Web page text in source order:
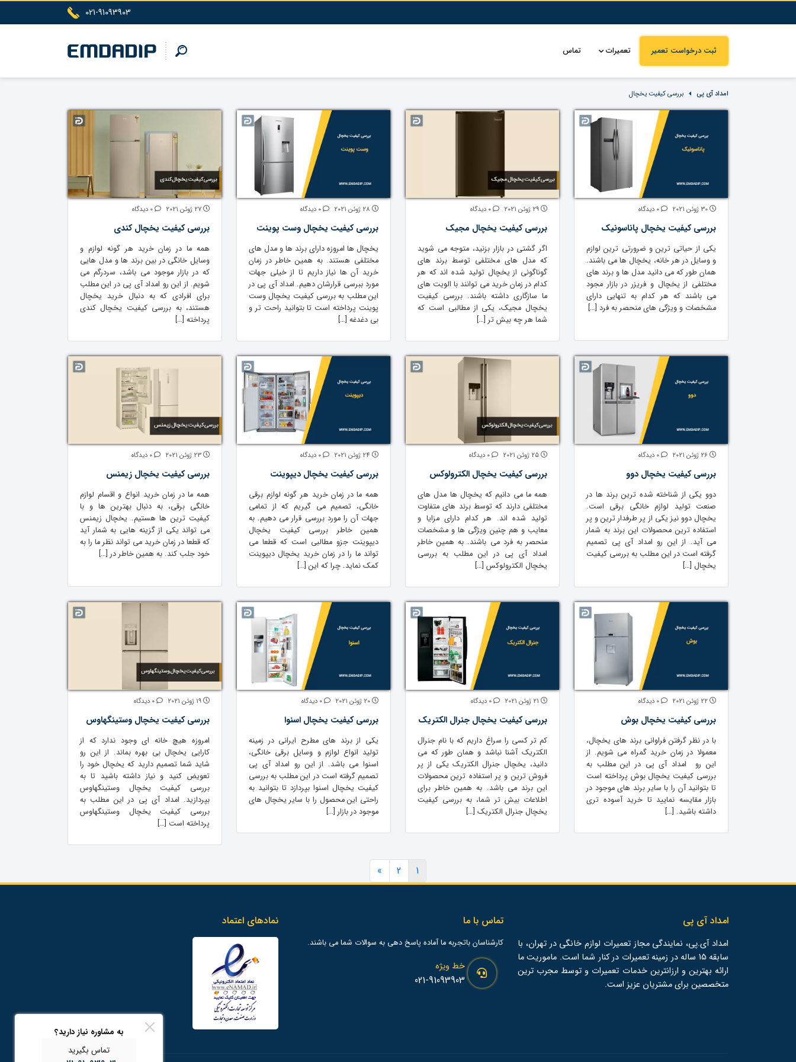
021-91093903
ثبت درخواست تعمیر تعمیرات تماس
امداد آی پی بررسی کیفیت یخچال
بررسی کیفیت یخچال پاناسونیک
یکی از حیاتی ترین و ضرورتی ترین لوازم
و وسایل در هر خانه، یخچال ها می باشند.
همان طور که می دانید مدل ها و برند های
مختلفی از یخچال و فریزر در بازار مجود
می باشند که هر کدام به تنهایی دارای
مشخصات و ویژگی های منحصر به فرد […]
بررسی کیفیت یخچال مجیک
اگر گشتی در بازار بزنید، متوجه می شوید
که مدل های مختلفی توسط برند های
گوناگونی از یخچال تولید شده اند که هر
کدام در زمان خرید می توانند با الویت های
ما سازگاری داشته باشند. بررسی کیفیت
یخچال مجیک، یکی از مطالبی است که
شما هر چه بیش تر […]
بررسی کیفیت یخچال وست پوینت
یخچال ها امروزه دارای برند ها و مدل های
مختلفی هستند. به همین خاطر در زمان
خرید آن ها نیاز داریم تا از خیلی جهات
مورد ببرسی قرارشان دهیم. امداد آی پی در
این مطلب به بررسی کیفیت یخچال وست
پوینت پرداخته است تا بتوانید راحت تر و
بی دغدغه […]
بررسی کیفیت یخچال کندی
همه ما در زمان خرید هر گونه لوازم و
وسایل خانگی در بین برند ها و مدل هایی
که در بازار موجود می باشد، سردرگم می
شویم. از این رو امداد آی پی در این مطلب
برای افرادی که به دنبال خرید یخچال
هستند، به بررسی کیفیت یخچال کندی
پرداخته […]
بررسی کیفیت یخچال دوو
دوو یکی از شناخته شده ترین برند ها در
صنعت تولید لوازم خانگی برقی است.
یخچال دوو نیز یکی از پر طرفدار ترین و پر
استفاده ترین محصولات این برند به شمار
می آید. از این رو امداد آی پی تصمیم
گرفته است در این مطلب به بررسی کیفیت
یخچال […]
بررسی کیفیت یخچال الکترولوکس
همه ما می دانیم که یخچال ها مدل های
مختلفی دارند که توسط برند های متفاوت
تولید شده اند. هر کدام دارای مزایا و
معایب و هم چنین ویژگی ها و مشخصات
منحصر به فرد می باشند. به همین خاطر
امداد آی پی در این مطلب به بررسی
یخچال الکترولوکس […]
بررسی کیفیت یخچال دیپوینت
همه ما در زمان خرید هر گونه لوازم برقی
خانگی، تصمیم می گیریم که از تمامی
جهات آن را مورد بررسی قرار می دهیم. به
همین خاطر بررسی کیفیت یخچال
دیپوینت جزو مطالبی است که قطعا می
تواند ما را در زمان خرید یخچال دیپوینت
کمک نماید. چرا که این […]
بررسی کیفیت یخچال زیمنس
همه ما در زمان خرید انواع و اقسام لوازم
خانگی برقی، به دنبال بهترین ها و با
کیفیت ترین ها هستیم. یخچال زیمنس
می تواند یکی از گزینه هایی به شمار آید
که قطعا در زمان خرید می تواند نظر ما را به
خود جلب کند. به همین خاطر در […]
بررسی کیفیت یخچال بوش
با در نظر گرفتن فراوانی برند های یخچال،
معمولا در زمان خرید گمراه می شویم. از
این رو امداد آی پی در این مطلب به
بررسی کیفیت یخچال بوش پرداخته است
تا بتوانید آن را با سایر برند های موجود در
بازار مقایسه نمایید تا خرید آسوده تری
داشته باشید. […]
بررسی کیفیت یخچال جنرال الکتریک
کم تر کسی را سراغ داریم که با نام جنرال
الکتریک آشنا نباشد و همان طور که می
دانید، یخچال جنرال الکتریک یکی از پر
فروش ترین و پر استفاده ترین محصولات
این برند می باشد. به همین خاطر برای
اطلاعات بیش تر شما، به بررسی کیفیت
یخچال جنرال الکتریک […]
بررسی کیفیت یخچال اسنوا
یکی از برند های مطرح ایرانی در زمینه
تولید انواع لوازم و وسایل برقی خانگی،
اسنوا می باشد. از این رو امداد آی پی
تصمیم گرفته است در این مطلب به بررسی
کیفیت یخچال اسنوا بپردازد تا بتوانید به
راحتی این محصول را با سایر یخچال های
موجود در بازار […]
بررسی کیفیت یخچال وستینگهاوس
امروزه هیچ خانه ای وجود ندارد که از
کارایی یخچال بی بهره بماند. از این رو
شاید شما تصمیم دارید که یخچال خود را
تعویض کنید و نیاز داشته باشید تا به
بررسی کیفیت یخچال وستینگهاوس
بپردازید. امداد آی پی در این مطلب به
بررسی کیفیت یخچال وستینگهاوس
پرداخته است […]
1
2
»
امداد آی پی
امداد آی.پی، نمایندگی مجاز تعمیرات لوازم خانگی در تهران، با
سابقه 15 ساله در زمینه تعمیرات در کنار شما است. ماموریت ما
ارائه بهترین و ارزانترین خدمات تعمیرات و توسط مجرب ترین
متخصصین برای مشتریان عزیز است.
تماس با ما
کارشناسان باتجربه ما آماده پاسخ دهی به سوالات شما می باشند.
خط ویژه
021-91093903
نمادهای اعتماد
به مشاوره نیاز دارید؟
تماس بگیرید